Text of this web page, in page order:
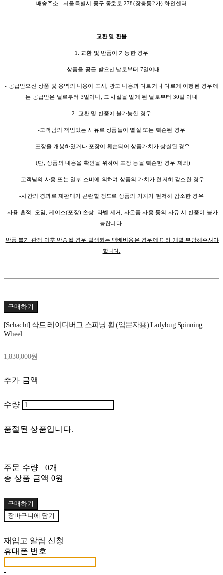
배송주소 : 서울특별시 중구 동호로 278(장충동2가) 화인센터
교환 및 환불
1. 교환 및 반품이 가능한 경우
- 상품을 공급 받으신 날로부터 7일이내
- 공급받으신 상품 및 용역의 내용이 표시, 광고 내용과 다르거나 다르게 이행된 경우에
는 공급받은 날로부터 3일이내, 그 사실을 알게 된 날로부터 30일 이내
2. 교환 및 반품이 불가능한 경우
-고객님의 책임있는 사유로 상품들이 멸실 또는 훼손된 경우
-포장을 개봉하였거나 포장이 훼손되어 상품가치가 상실된 경우
(단, 상품의 내용을 확인을 위하여 포장 등을 훼손한 경우 제외)
-고객님의 사용 또는 일부 소비에 의하여 상품의 가치가 현저히 감소한 경우
-시간의 경과로 재판매가 곤란할 정도로 상품의 가치가 현저히 감소한 경우
-사용 흔적, 오염, 케이스(포장) 손상, 라벨 제거, 사은품 사용 등의 사유 시 반품이 불가
능합니다.
반품 불가 판정 이후 반송될 경우 발생되는 택배비용은 경우에 따라 개별 부담해주셔야
합니다.
구매하기
[Schacht] 샥트 레이디버그 스피닝 휠 (입문자용) Ladybug Spinning
Wheel
1,830,000원
추가 금액
수량
품절된 상품입니다.
주문 수량
0개
총 상품 금액 0원
구매하기
장바구니에 담기
재입고 알림 신청
휴대폰 번호
-